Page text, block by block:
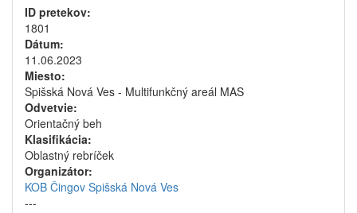
ID pretekov:
1801
Dátum:
11.06.2023
Miesto:
Spišská Nová Ves - Multifunkčný areál MAS
Odvetvie:
Orientačný beh
Klasifikácia:
Oblastný rebríček
Organizátor:
KOB Čingov Spišská Nová Ves
---